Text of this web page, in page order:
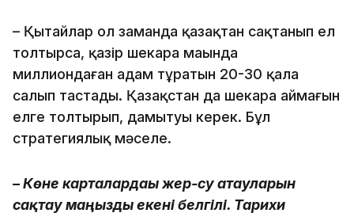
– Қытайлар ол заманда қазақтан сақтанып ел
толтырса, қазір шекара маңында
миллиондаған адам тұратын 20-30 қала
салып тастады. Қазақстан да шекара аймағын
елге толтырып, дамытуы керек. Бұл
стратегиялық мәселе.
– Көне карталардағы жер-су атауларын
сақтау маңызды екені белгілі. Тарихи